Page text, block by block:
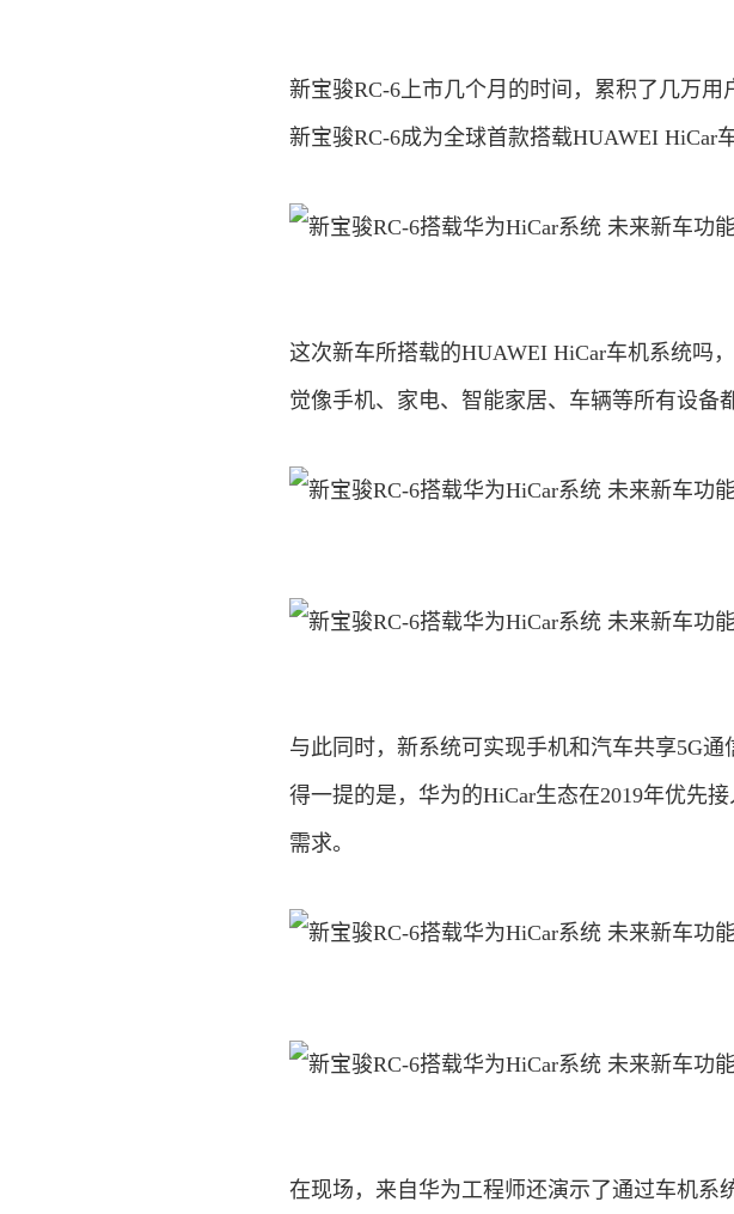
新宝骏RC-6上市几个月的时间，累积了几万用
新宝骏RC-6成为全球首款搭载HUAWEI HiCar
这次新车所搭载的HUAWEI HiCar车机系统吗
觉像手机、家电、智能家居、车辆等所有设备
与此同时，新系统可实现手机和汽车共享5G
得一提的是，华为的HiCar生态在2019年优先
需求。
在现场，来自华为工程师还演示了通过车机系